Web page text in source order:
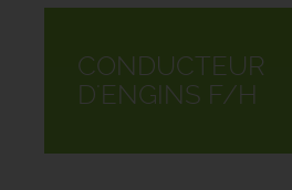
CONDUCTEUR
D'ENGINS F/H